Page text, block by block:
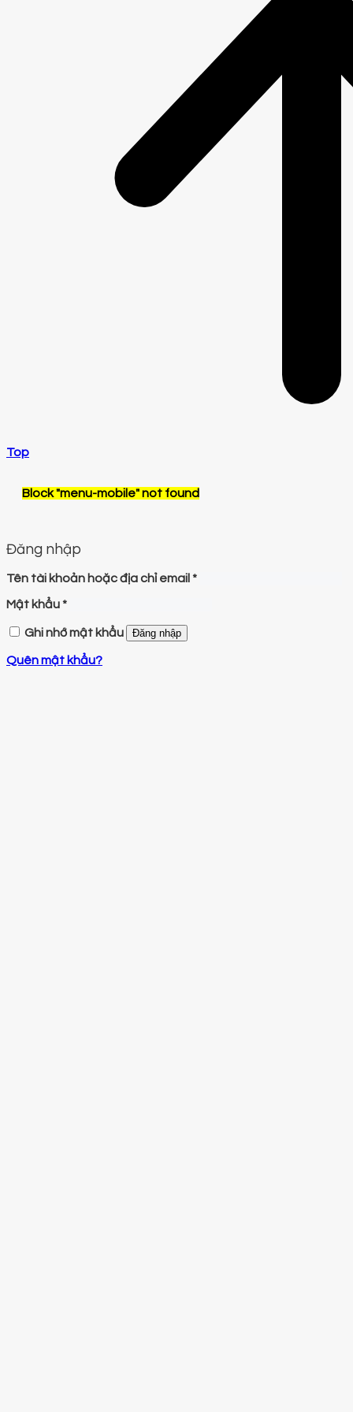
Top
Block"menu-mobile"not found
Đăng nhập
Tên tài khoản hoặc địa chỉ email *
Mật khẩu*
Ghi nhớ mật khẩu Đăng nhập
Quên mật khẩu?